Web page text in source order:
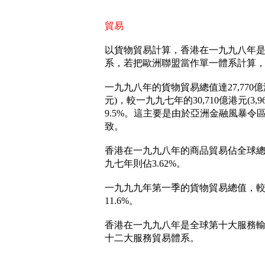
貿易
以貨物貿易計算，香港在一九九八年
系，若把歐洲聯盟當作單一體系計算
一九九八年的貨物貿易總值達27,770
元)，較一九九七年的30,710億港元
9.5%。這主要是由於亞洲金融風暴令
致。
香港在一九九八年的商品貿易佔全球
九七年則佔3.62%。
一九九九年第一季的貨物貿易總值，
11.6%。
香港在一九九八年是全球第十大服務
十二大服務貿易體系。